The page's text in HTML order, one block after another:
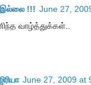
இல்லை !!! June 27,
வாழ்த்துக்கள்..
June 27, 2009 at